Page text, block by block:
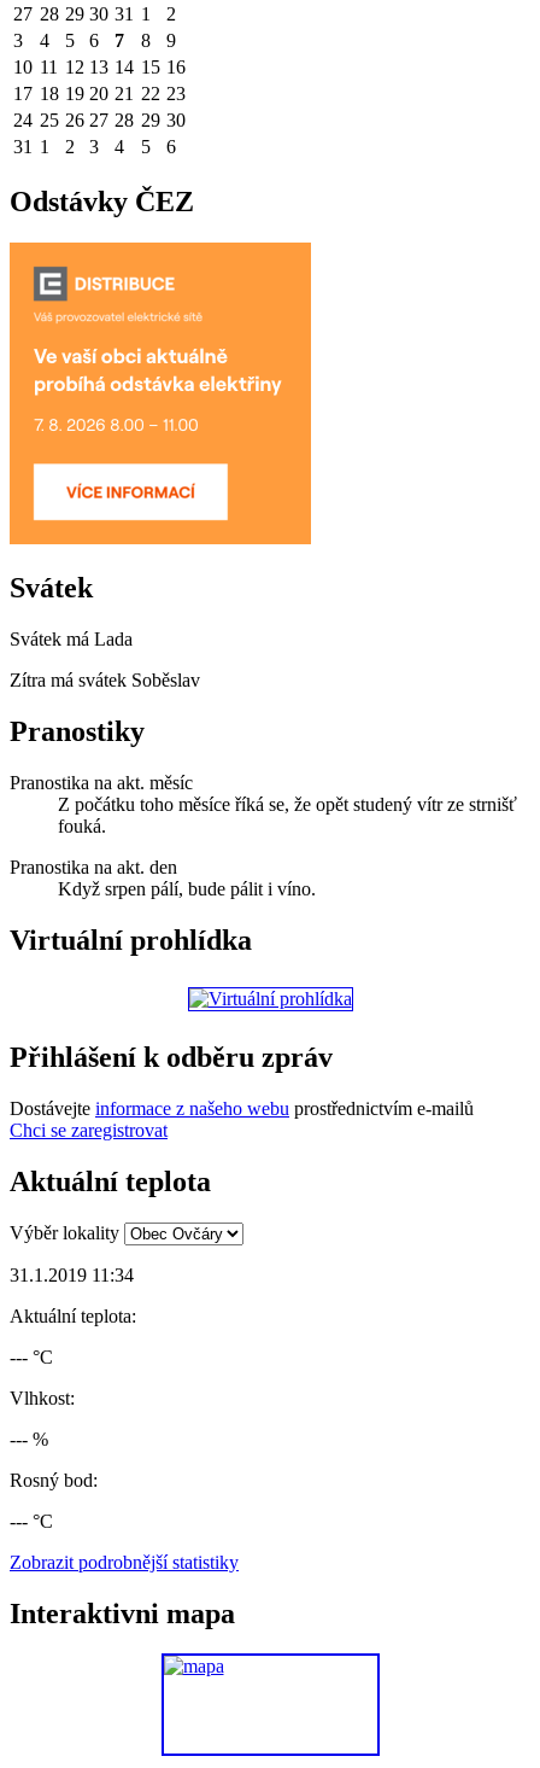
27 28 29 30 31 1
2
3
4 5 6 7 8
9
10 11 12 13 14 15 16
17 18 19 20 21 22 23
24 25 26 27 28 29 30
31 1 2 3 4 5 6
Odstávky ČEZ
Svátek
Svátek má Lada
Zítra má svátek Soběslav
Pranostiky
Pranostika na akt. měsíc
Z počátku toho měsíce říká se, že opět studený vítr ze strnišť
fouká.
Pranostika na akt. den
Když srpen pálí, bude pálit i víno.
Virtuální prohlídka
Přihlášení k odběru zpráv
Dostávejte informace z našeho webu prostřednictvím e-mailů
Chci se zaregistrovat
Aktuální teplota
Výběr lokality
31.1.2019 11:34
Aktuální teplota:
--- °C
Vlhkost:
--- %
Rosný bod:
--- °C
Zobrazit podrobnější statistiky
Interaktivni mapa